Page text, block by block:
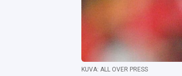
KUVA: ALL OVER PRESS